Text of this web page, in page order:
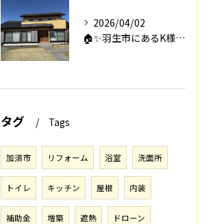
2026/04/02
🏠✨羽生市にあるK様邸は、2008年に㈱エアロックで新築され...
タグ Tags
加須市 リフォーム 浴室 洗面所
トイレ キッチン 屋根 内装
補助金 増築 遮熱 ドローン